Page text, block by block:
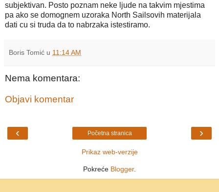
subjektivan. Posto poznam neke ljude na takvim mjestima
pa ako se domognem uzoraka North Sailsovih materijala
dati cu si truda da to nabrzaka istestiramo.
Boris Tomić u 11:14 AM
Nema komentara:
Objavi komentar
‹ ›
Početna stranica
Prikaz web-verzije
Pokreće Blogger.